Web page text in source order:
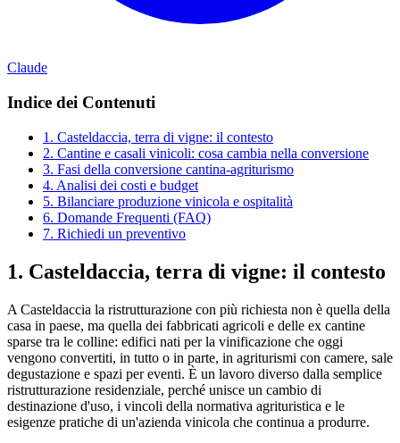
Claude
Indice dei Contenuti
1. Casteldaccia, terra di vigne: il contesto
2. Cantine e casali vinicoli: cosa cambia nella conversione
3. Fasi della conversione cantina-agriturismo
4. Analisi dei costi e budget
5. Bilanciare produzione vinicola e ospitalità
6. Domande Frequenti (FAQ)
7. Richiedi un preventivo
1. Casteldaccia, terra di vigne: il contesto
A Casteldaccia la ristrutturazione con più richiesta non è quella della
casa in paese, ma quella dei fabbricati agricoli e delle ex cantine
sparse tra le colline: edifici nati per la vinificazione che oggi
vengono convertiti, in tutto o in parte, in agriturismi con camere, sale
degustazione e spazi per eventi. È un lavoro diverso dalla semplice
ristrutturazione residenziale, perché unisce un cambio di
destinazione d'uso, i vincoli della normativa agrituristica e le
esigenze pratiche di un'azienda vinicola che continua a produrre.